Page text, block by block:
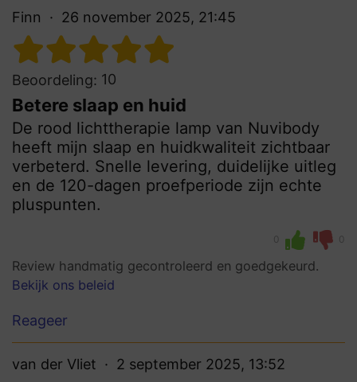
Finn 26 november 2025, 21:45
Beoordeling: 10
Betere slaap en huid
De rood lichttherapie lamp van Nuvibody
heeft mijn slaap en huidkwaliteit zichtbaar
verbeterd. Snelle levering, duidelijke uitleg
en de 120-dagen proefperiode zijn echte
pluspunten.
0 0
Review handmatig gecontroleerd en goedgekeurd.
Bekijk ons beleid
Reageer
van der Vliet 2 september 2025, 13:52